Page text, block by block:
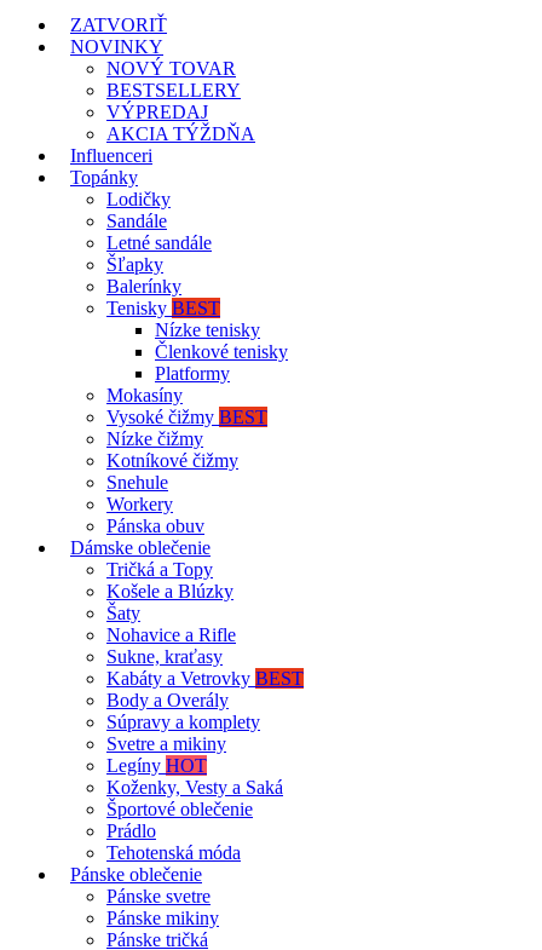
ZATVORIŤ
NOVINKY
NOVÝ TOVAR
BESTSELLERY
VÝPREDAJ
AKCIA TÝŽDŇA
Influenceri
Topánky
Lodičky
Sandále
Letné sandále
Šľapky
Balerínky
Tenisky BEST
Nízke tenisky
Členkové tenisky
Platformy
Mokasíny
Vysoké čižmy BEST
Nízke čižmy
Kotníkové čižmy
Snehule
Workery
Pánska obuv
Dámske oblečenie
Tričká a Topy
Košele a Blúzky
Šaty
Nohavice a Rifle
Sukne, kraťasy
Kabáty a Vetrovky BEST
Body a Overály
Súpravy a komplety
Svetre a mikiny
Legíny HOT
Koženky, Vesty a Saká
Športové oblečenie
Prádlo
Tehotenská móda
Pánske oblečenie
Pánske svetre
Pánske mikiny
Pánske tričká